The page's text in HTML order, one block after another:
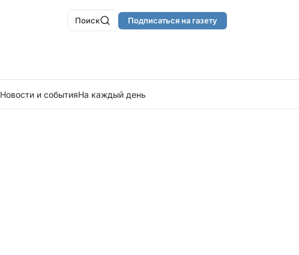
Поиск Подписаться на газету
Новости и событияНа каждый день